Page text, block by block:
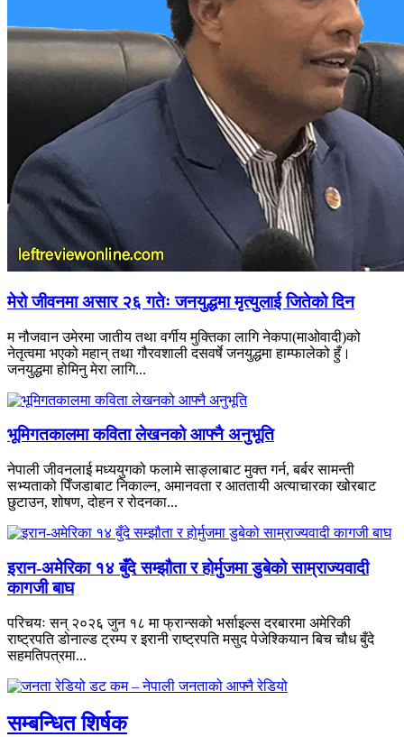
मेरो जीवनमा असार २६ गतेः जनयुद्धमा मृत्युलाई जितेको दिन
म नौजवान उमेरमा जातीय तथा वर्गीय मुक्तिका लागि नेकपा(माओवादी)को
नेतृत्वमा भएको महान् तथा गौरवशाली दसवर्षे जनयुद्धमा हाम्फालेको हुँ।
जनयुद्धमा होमिनु मेरा लागि...
भूमिगतकालमा कविता लेखनको आफ्नै अनुभूति
नेपाली जीवनलाई मध्ययुगको फलामे साङ्लाबाट मुक्त गर्न, बर्बर सामन्ती
सभ्यताको पिँजडाबाट निकाल्न, अमानवता र आततायी अत्याचारका खोरबाट
छुटाउन, शोषण, दोहन र रोदनका...
इरान-अमेरिका १४ बुँदे सम्झौता र होर्मुजमा डुबेको साम्राज्यवादी
कागजी बाघ
परिचयः सन् २०२६ जुन १८ मा फ्रान्सको भर्साइल्स दरबारमा अमेरिकी
राष्ट्रपति डोनाल्ड ट्रम्प र इरानी राष्ट्रपति मसुद पेजेश्कियान बिच चौध बुँदे
सहमतिपत्रमा...
सम्बन्धित शिर्षक